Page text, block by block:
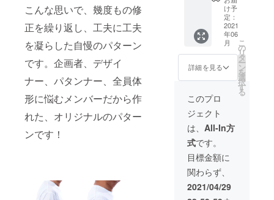
こんな思いで、幾度もの修
正を繰り返し、工夫に工夫
を凝らした自慢のパターン
です。企画者、デザイ
ナー、パタンナー、全員体
形に悩むメンバーだから作
れた、オリジナルのパター
ンです！
ご注文
状況、
使用部
材の供
給状
造工程
上の都
より出
荷時期
が遅れ
る場合
があり
ます。
下がる
可能性
もござ
いま
す。 ※
ン・仕
様・内
変更に
なる可
能性も
ござい
ご了承
くださ
い。 ※
ご注文
状況、
使用部
届け予
定：
2020年
6月中
お申し
込み順
に発送
※皆様の
により
量産効
率が向
上した
場合、
正規販
売価格
が販売
込）に
て承り
ます。
ラー：
お好き
な色を
い。
白・黒
■サイズ
は下記
のタイ
プから
お選び
頂けま
す。 ・
体系カ
バータ
ZIORIC
H Tシャ
ツ 選
べる2枚
セット
一般販
売予定
価格
￥9,980
（税・
送料
込）の
とこ
ろ、ク
ラウド
ファン
ディン
グ限定
15%off
の
け予
定：
2021
年06
月
詳細を見る
こ
の
リ
タ
ー
ン
を
選
択
す
る
このプロ
ジェクト
は、 All-In方
式です。
目標金額に
関わらず、
2021/04/29